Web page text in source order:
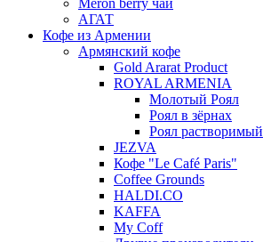
Meron berry чай
АГАТ
Кофе из Армении
Армянский кофе
Gold Ararat Product
ROYAL ARMENIA
Молотый Роял
Роял в зёрнах
Роял растворимый
JEZVA
Кофе "Le Café Paris"
Coffee Grounds
HALDI.CO
KAFFA
My Coff